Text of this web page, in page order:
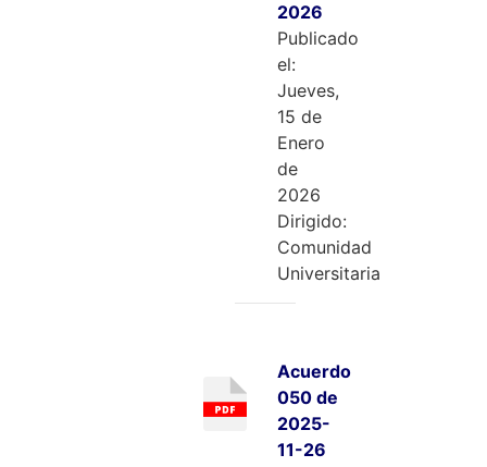
2026
Publicado
el:
Jueves,
15 de
Enero
de
2026
Dirigido:
Comunidad
Universitaria
Acuerdo
050 de
2025-
11-26